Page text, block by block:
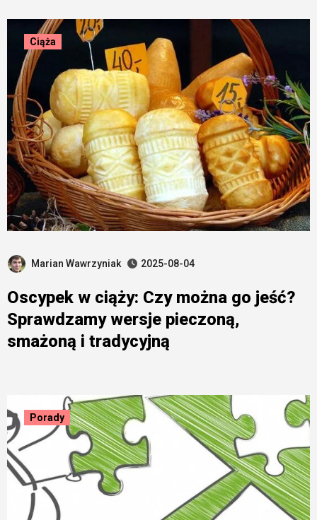
Ciąża
Marian Wawrzyniak 2025-08-04
Oscypek w ciąży: Czy można go jeść?
Sprawdzamy wersje pieczoną,
smażoną i tradycyjną
Porady